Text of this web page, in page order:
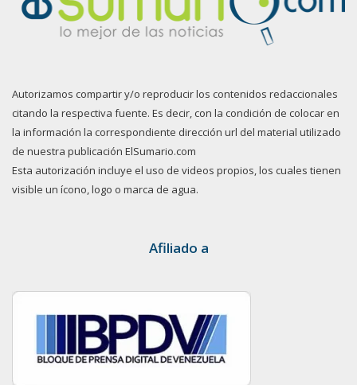
Autorizamos compartir y/o reproducir los contenidos redaccionales
citando la respectiva fuente. Es decir, con la condición de colocar en
la información la correspondiente dirección url del material utilizado
de nuestra publicación ElSumario.com
Esta autorización incluye el uso de videos propios, los cuales tienen
visible un ícono, logo o marca de agua.
Afiliado a